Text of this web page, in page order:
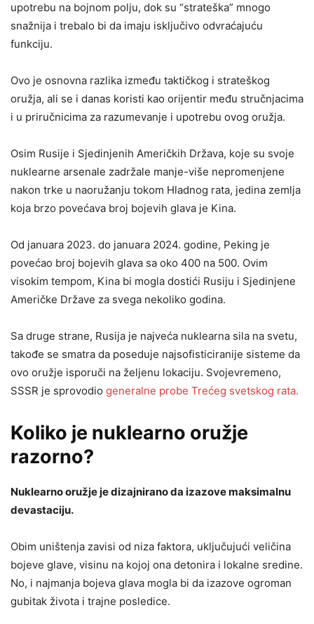
upotrebu na bojnom polju, dok su “strateška” mnogo
snažnija i trebalo bi da imaju isključivo odvraćajuću
funkciju.
Ovo je osnovna razlika između taktičkog i strateškog
oružja, ali se i danas koristi kao orijentir među stručnjacima
i u priručnicima za razumevanje i upotrebu ovog oružja.
Osim Rusije i Sjedinjenih Američkih Država, koje su svoje
nuklearne arsenale zadržale manje-više nepromenjene
nakon trke u naoružanju tokom Hladnog rata, jedina zemlja
koja brzo povećava broj bojevih glava je Kina.
Od januara 2023. do januara 2024. godine, Peking je
povećao broj bojevih glava sa oko 400 na 500. Ovim
visokim tempom, Kina bi mogla dostići Rusiju i Sjedinjene
Američke Države za svega nekoliko godina.
Sa druge strane, Rusija je najveća nuklearna sila na svetu,
takođe se smatra da poseduje najsofisticiranije sisteme da
ovo oružje isporuči na željenu lokaciju. Svojevremeno,
SSSR je sprovodio generalne probe Trećeg svetskog rata.
Koliko je nuklearno oružje
razorno?
Nuklearno oružje je dizajnirano da izazove maksimalnu
devastaciju.
Obim uništenja zavisi od niza faktora, uključujući veličina
bojeve glave, visinu na kojoj ona detonira i lokalne sredine.
No, i najmanja bojeva glava mogla bi da izazove ogroman
gubitak života i trajne posledice.